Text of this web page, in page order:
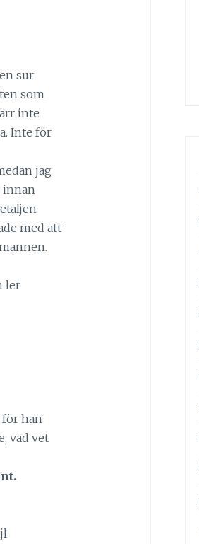
sur
som
inte
Inte för
jag
innan
med att
ler
han
vad vet